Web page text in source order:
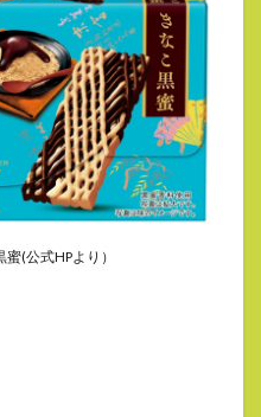
(公式HPより）